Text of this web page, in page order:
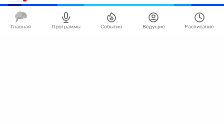
Главная Программы События Ведущие Расписание